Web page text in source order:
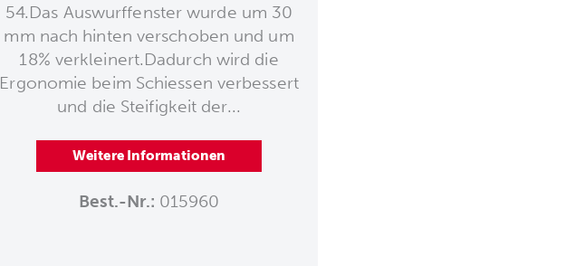
54.Das Auswurffenster wurde um 30
mm nach hinten verschoben und um
18% verkleinert.Dadurch wird die
Ergonomie beim Schiessen verbessert
und die Steifigkeit der...
Weitere Informationen
Best.-Nr.: 015960